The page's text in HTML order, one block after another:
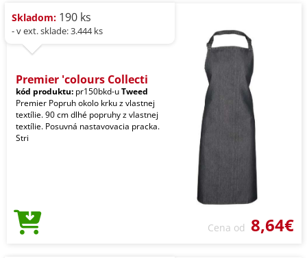
Skladom: 190 ks
- v ext. sklade: 3.444 ks
Premier 'colours Collecti
kód produktu: pr150bkd-uTweed
Premier Popruh okolo krku z vlastnej
textílie. 90 cm dlhé popruhy z vlastnej
textílie. Posuvná nastavovacia pracka.
Stri
Cena od 8,64€